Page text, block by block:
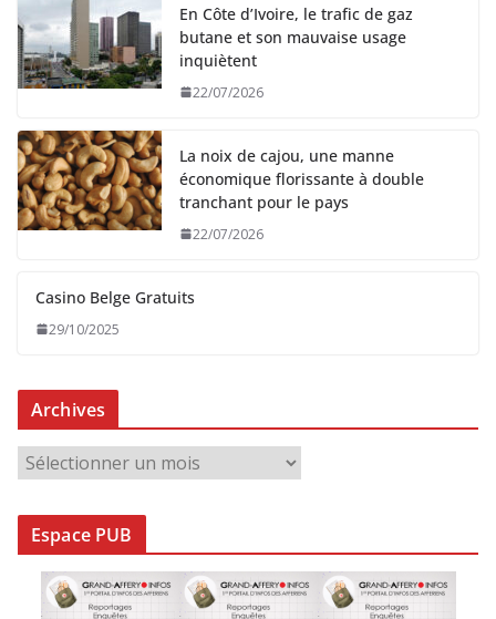
En Côte d’Ivoire, le trafic de gaz
butane et son mauvaise usage
inquiètent
22/07/2026
La noix de cajou, une manne
économique florissante à double
tranchant pour le pays
22/07/2026
Casino Belge Gratuits
29/10/2025
Archives
r
c
Espace PUB